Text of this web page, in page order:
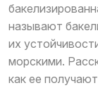
называют
их
морскими.
как ее